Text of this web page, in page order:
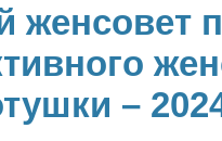
женсовет
–